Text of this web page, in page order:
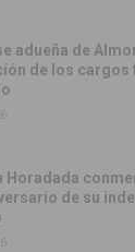
adueña de
de los cargos
Horadada
de su